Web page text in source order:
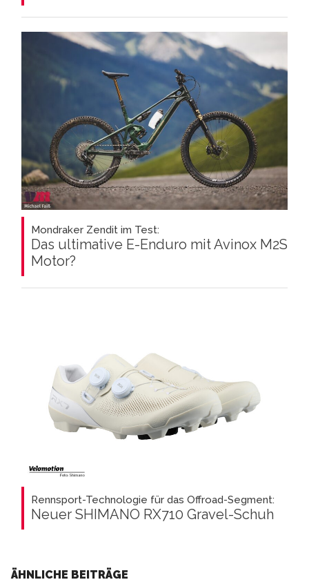
Mondraker Zendit im Test:
Das ultimative E-Enduro mit Avinox M2S
Motor?
Rennsport-Technologie für das Offroad-Segment:
Neuer SHIMANO RX710 Gravel-Schuh
ÄHNLICHE BEITRÄGE